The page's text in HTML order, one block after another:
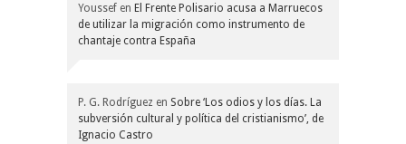
Youssef en El Frente Polisario acusa a Marruecos
de utilizar la migración como instrumento de
chantaje contra España
P. G. Rodríguez en Sobre ‘Los odios y los días. La
subversión cultural y política del cristianismo’, de
Ignacio Castro